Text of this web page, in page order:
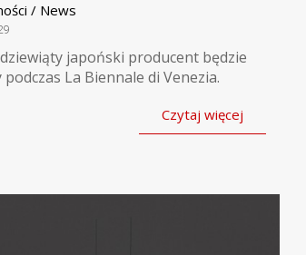
/ News
japoński producent będzie
podczas La Biennale di Venezia.
Czytaj więcej